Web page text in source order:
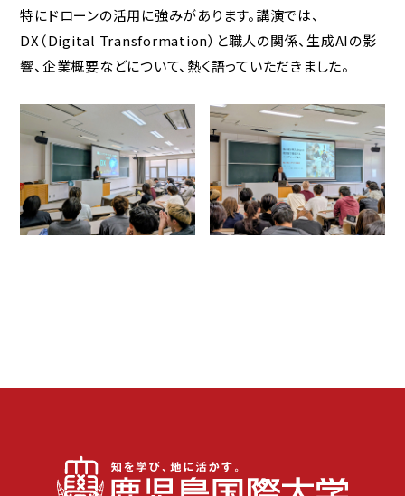
特にドローンの活用に強みがあります。講演では、
DX（Digital Transformation）と職人の関係、生成AIの影
響、企業概要などについて、熱く語っていただきました。